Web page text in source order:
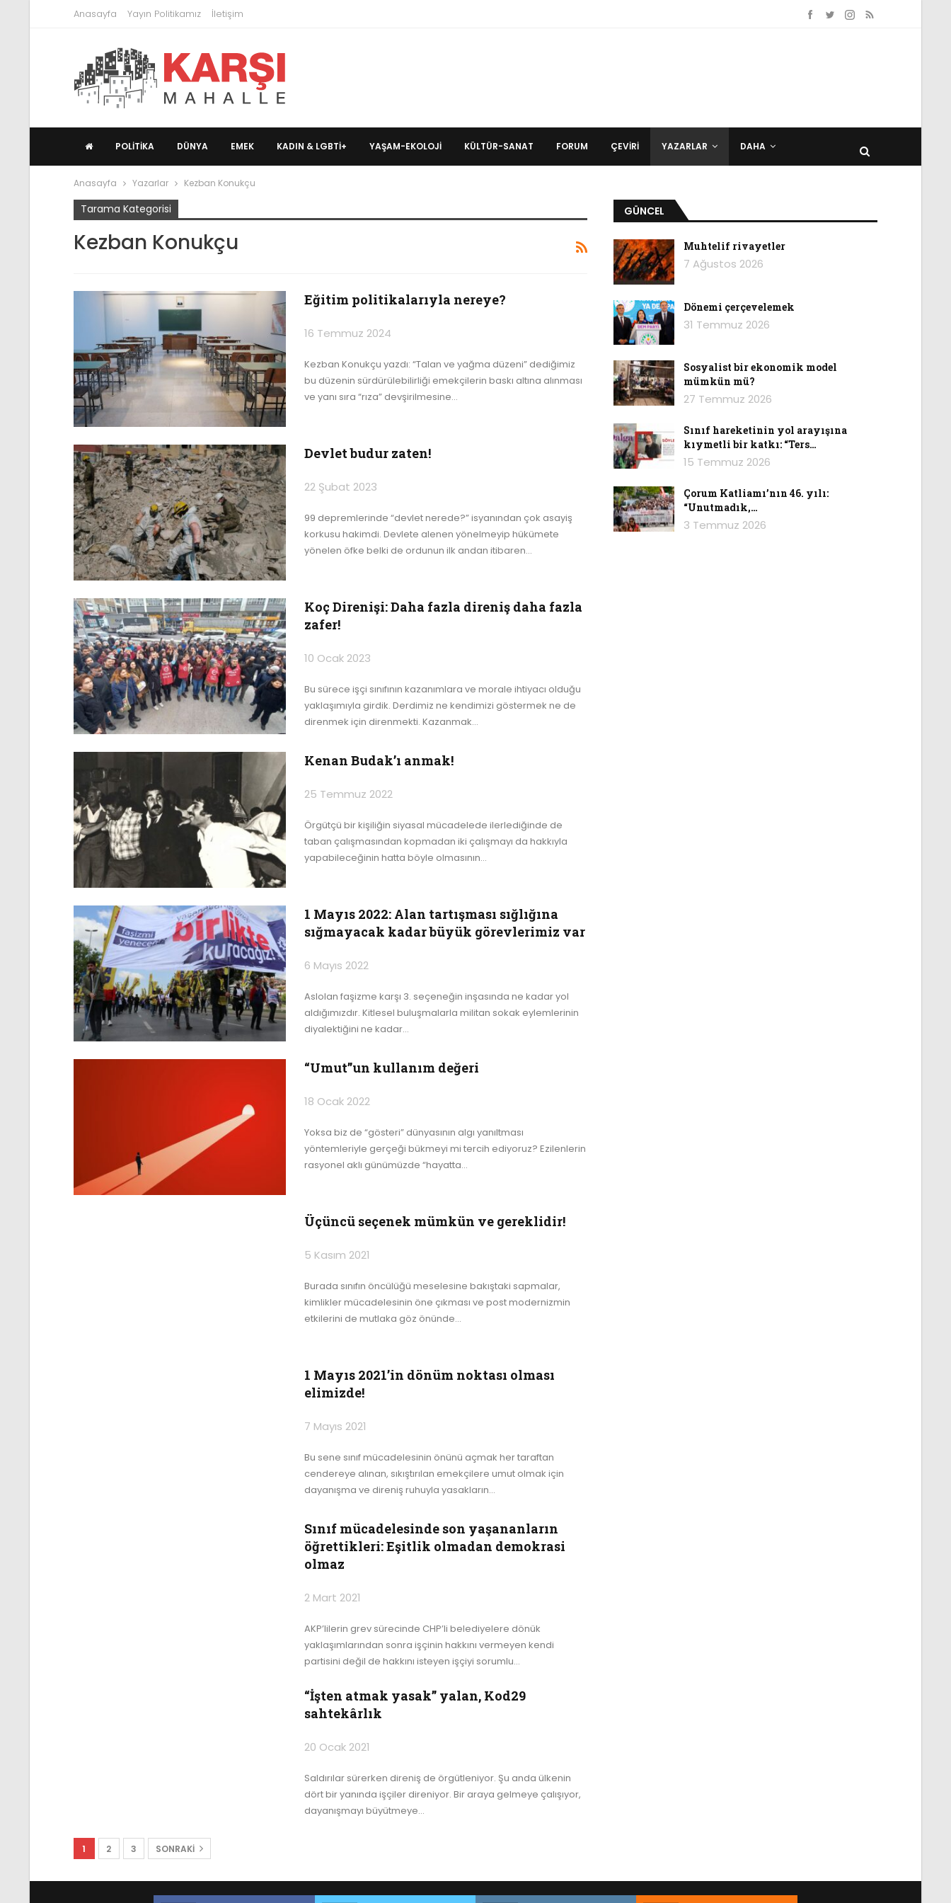
Anasayfa Yayın Politikamız İletişim
POLITIKA DÜNYA EMEK KADIN & LGBTİ+ YAŞAM-EKOLOJI KÜLTÜR-SANAT FORUM ÇEVIRI YAZARLAR DAHA
Anasayfa Yazarlar Kezban Konukçu
Tarama Kategorisi
Kezban Konukçu
Eğitim politikalarıyla nereye?
16 Temmuz 2024
Kezban Konukçu yazdı: “Talan ve yağma düzeni” dediğimiz
bu düzenin sürdürülebilirliği emekçilerin baskı altına alınması
ve yanı sıra “rıza” devşirilmesine…
Devlet budur zaten!
22 Şubat 2023
99 depremlerinde “devlet nerede?” isyanından çok asayiş
korkusu hakimdi. Devlete alenen yönelmeyip hükümete
yönelen öfke belki de ordunun ilk andan itibaren…
Koç Direnişi: Daha fazla direniş daha fazla
zafer!
10 Ocak 2023
Bu sürece işçi sınıfının kazanımlara ve morale ihtiyacı olduğu
yaklaşımıyla girdik. Derdimiz ne kendimizi göstermek ne de
direnmek için direnmekti. Kazanmak…
Kenan Budak’ı anmak!
25 Temmuz 2022
Örgütçü bir kişiliğin siyasal mücadelede ilerlediğinde de
taban çalışmasından kopmadan iki çalışmayı da hakkıyla
yapabileceğinin hatta böyle olmasının…
1 Mayıs 2022: Alan tartışması sığlığına
sığmayacak kadar büyük görevlerimiz var
6 Mayıs 2022
Aslolan faşizme karşı 3. seçeneğin inşasında ne kadar yol
aldığımızdır. Kitlesel buluşmalarla militan sokak eylemlerinin
diyalektiğini ne kadar…
“Umut”un kullanım değeri
18 Ocak 2022
Yoksa biz de “gösteri” dünyasının algı yanıltması
yöntemleriyle gerçeği bükmeyi mi tercih ediyoruz? Ezilenlerin
rasyonel aklı günümüzde “hayatta…
Üçüncü seçenek mümkün ve gereklidir!
5 Kasım 2021
Burada sınıfın öncülüğü meselesine bakıştaki sapmalar,
kimlikler mücadelesinin öne çıkması ve post modernizmin
etkilerini de mutlaka göz önünde…
1 Mayıs 2021’in dönüm noktası olması
elimizde!
7 Mayıs 2021
Bu sene sınıf mücadelesinin önünü açmak her taraftan
cendereye alınan, sıkıştırılan emekçilere umut olmak için
dayanışma ve direniş ruhuyla yasakların…
Sınıf mücadelesinde son yaşananların
öğrettikleri: Eşitlik olmadan demokrasi
olmaz
2 Mart 2021
AKP’lilerin grev sürecinde CHP’li belediyelere dönük
yaklaşımlarından sonra işçinin hakkını vermeyen kendi
partisini değil de hakkını isteyen işçiyi sorumlu…
“İşten atmak yasak” yalan, Kod29
sahtekârlık
20 Ocak 2021
Saldırılar sürerken direniş de örgütleniyor. Şu anda ülkenin
dört bir yanında işçiler direniyor. Bir araya gelmeye çalışıyor,
dayanışmayı büyütmeye…
1 2 3 SONRAKI
GÜNCEL
Muhtelif rivayetler
7 Ağustos 2026
Dönemi çerçevelemek
31 Temmuz 2026
Sosyalist bir ekonomik model
mümkün mü?
27 Temmuz 2026
Sınıf hareketinin yol arayışına
kıymetli bir katkı: “Ters…
15 Temmuz 2026
Çorum Katliamı’nın 46. yılı:
“Unutmadık,…
3 Temmuz 2026